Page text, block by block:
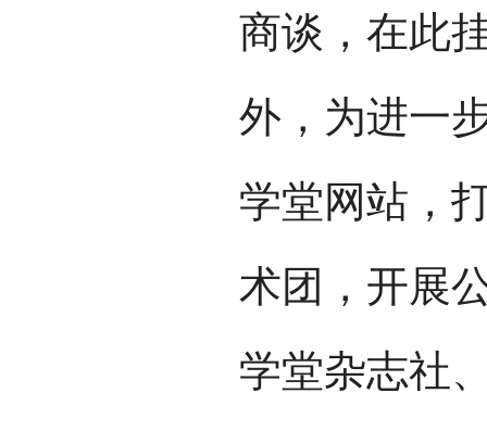
商谈，在此
外，为进一
学堂网站，
术团，开展
学堂杂志社